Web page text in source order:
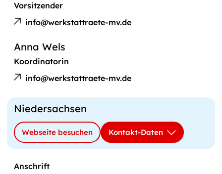
Vorsitzender
info@werkstattraete-mv.de
E-
Mail
an
Ingo
Bremer
Anna Wels
Koordinatorin
info@werkstattraete-mv.de
E-
Mail
an
Anna
Wels
Niedersachsen
Webseite besuchen Kontakt-Daten
Anschrift